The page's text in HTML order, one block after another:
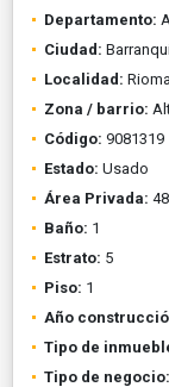
Departamento:
Ciudad:
Localidad:
Zona / barrio:
Código: 9081319
Estado: Usado
Área Privada:
Baño: 1
Estrato: 5
Piso: 1
Año
Tipo de
Tipo de negocio: